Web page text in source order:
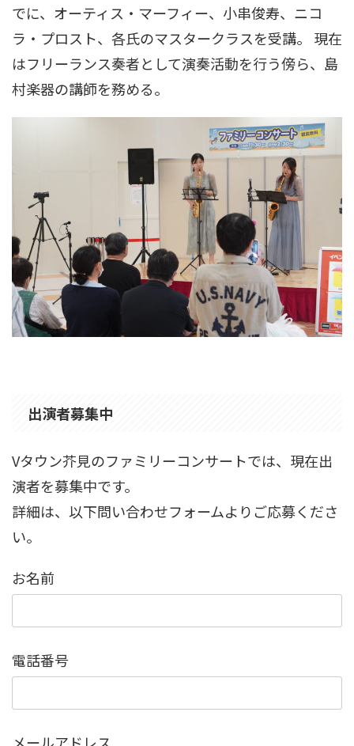
でに、オーティス・マーフィー、小串俊寿、ニコ
ラ・プロスト、各氏のマスタークラスを受講。 現在
はフリーランス奏者として演奏活動を行う傍ら、島
村楽器の講師を務める。
出演者募集中
Vタウン芥見のファミリーコンサートでは、現在出
演者を募集中です。
詳細は、以下問い合わせフォームよりご応募くださ
い。
お名前
電話番号